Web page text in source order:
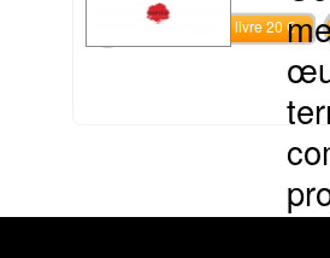
Commander le livre 20 €